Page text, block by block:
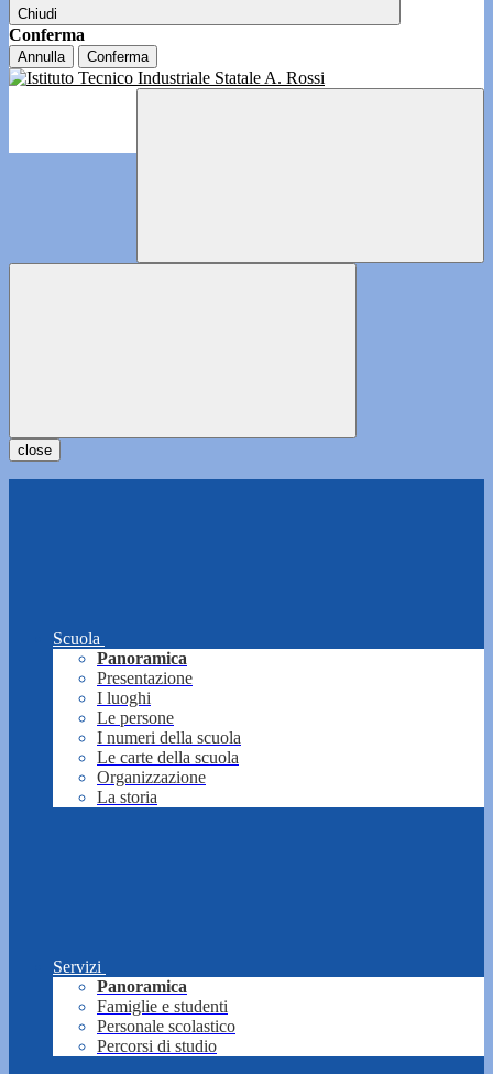
Chiudi
Conferma
Annulla Conferma
close
Scuola
Panoramica
Presentazione
I luoghi
Le persone
I numeri della scuola
Le carte della scuola
Organizzazione
La storia
Servizi
Panoramica
Famiglie e studenti
Personale scolastico
Percorsi di studio